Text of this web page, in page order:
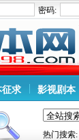
密码:
征求 影视剧本
热门搜索: